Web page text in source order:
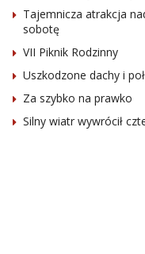
Tajemnicza atrakcja
sobotę
VII Piknik Rodzinny
Uszkodzone dachy i
Za szybko na prawko
Silny wiatr wywrócił